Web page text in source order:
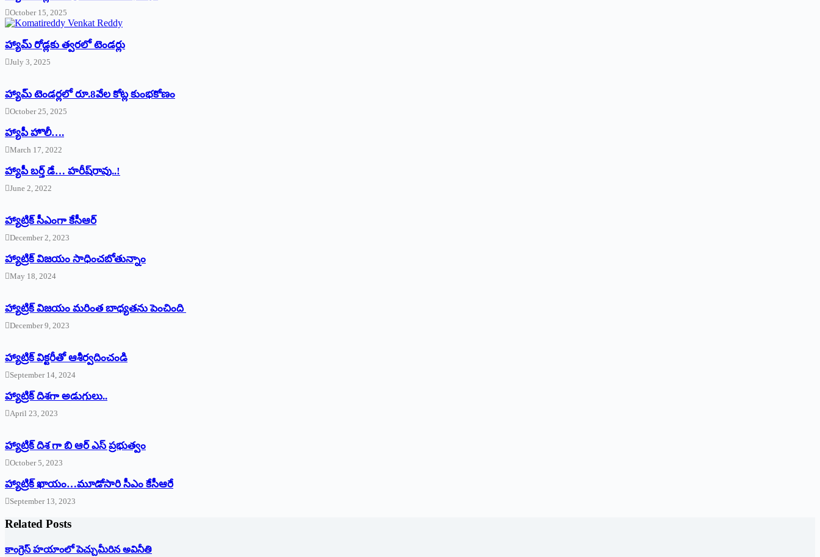
October 15, 2025
హ్యామ్‌ రోడ్లకు త్వరలో టెండర్లు
July 3, 2025
హ్యామ్‌ ‌టెండర్లలో రూ.8వేల కోట్ల కుంభకోణం
October 25, 2025
హ్యాపీ హొలీ….
March 17, 2022
హ్యాపీ బర్త్ ‌డే… హరీష్‌రావు..!
June 2, 2022
హ్యాట్రిక్‌ ‌సీఎంగా కేసీఆర్‌
December 2, 2023
హ్యాట్రిక్‌ విజయం సాధించబోతున్నాం
May 18, 2024
హ్యాట్రిక్ విజయం మరింత బాధ్యతను పెంచింది
December 9, 2023
హ్యాట్రిక్‌ ‌విక్టరీతో ఆశీర్వదించండి
September 14, 2024
‌హ్యాట్రిక్‌ ‌దిశగా అడుగులు..
April 23, 2023
హ్యాట్రిక్ దిశ గా బి ఆర్ ఎస్ ప్రభుత్వం
October 5, 2023
హ్యాట్రిక్‌ ‌ఖాయం…మూడోసారి సీఎం కేసీఆరే
September 13, 2023
Related Posts
కాంగ్రెస్ హయాంలో పెచ్చుమీరిన అవినీతి